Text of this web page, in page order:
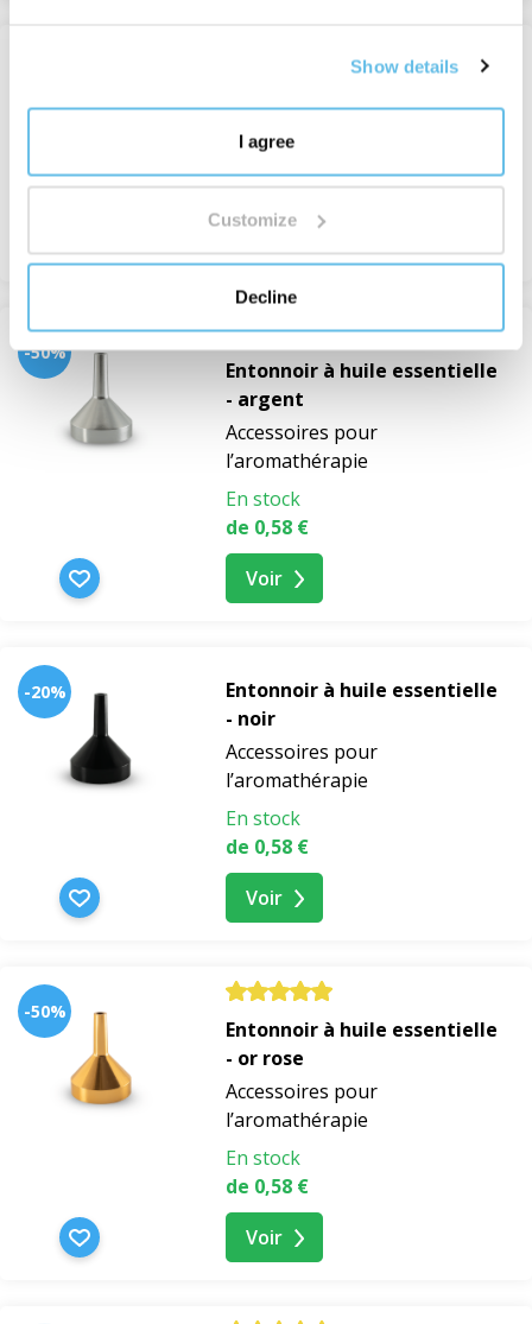
Show details
I agree
Customize
Decline
En stock
1,77 €5,90 €
-50%
Entonnoir à huile essentielle
- argent
Accessoires pour
l’aromathérapie
En stock
de 0,58 €
Voir
-20%
Entonnoir à huile essentielle
- noir
Accessoires pour
l’aromathérapie
En stock
de 0,58 €
Voir
-50%
Entonnoir à huile essentielle
- or rose
Accessoires pour
l’aromathérapie
En stock
de 0,58 €
Voir